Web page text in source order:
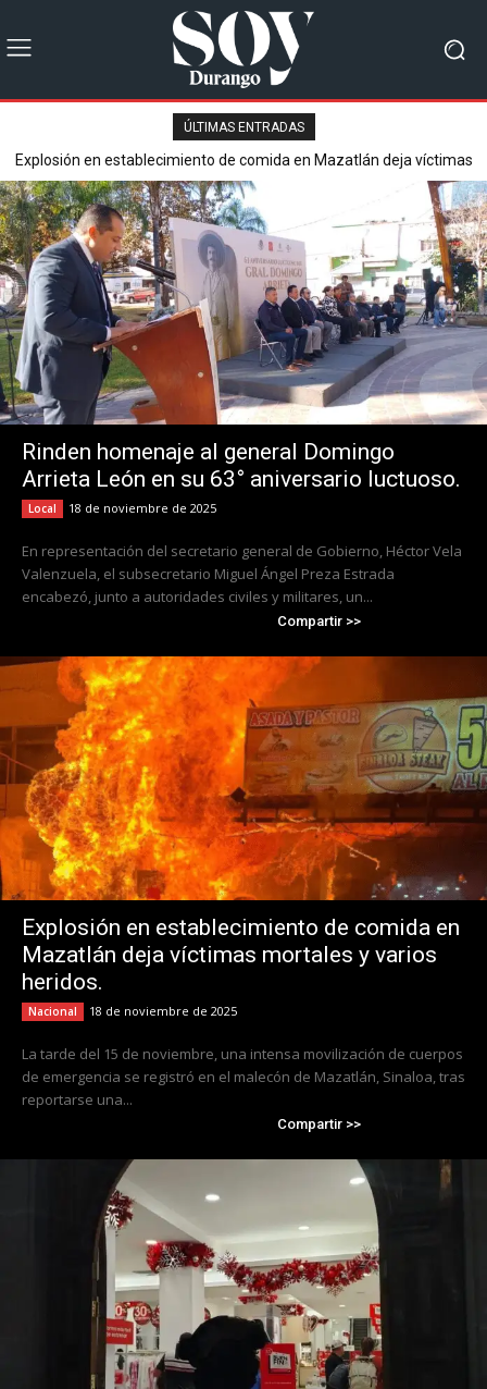
ÚLTIMAS ENTRADAS
Explosión en establecimiento de comida en Mazatlán deja víctimas
mortales y varios heridos.
Secretaría de Seguridad Pública reporta saldo blanco en operativo
del Buen Fin 2025.
Rinden homenaje al general Domingo
Arrieta León en su 63° aniversario luctuoso.
Local 18 de noviembre de 2025
En representación del secretario general de Gobierno, Héctor Vela
Valenzuela, el subsecretario Miguel Ángel Preza Estrada
encabezó, junto a autoridades civiles y militares, un...
Compartir >>
Explosión en establecimiento de comida en
Mazatlán deja víctimas mortales y varios
heridos.
Nacional 18 de noviembre de 2025
La tarde del 15 de noviembre, una intensa movilización de cuerpos
de emergencia se registró en el malecón de Mazatlán, Sinaloa, tras
reportarse una...
Compartir >>